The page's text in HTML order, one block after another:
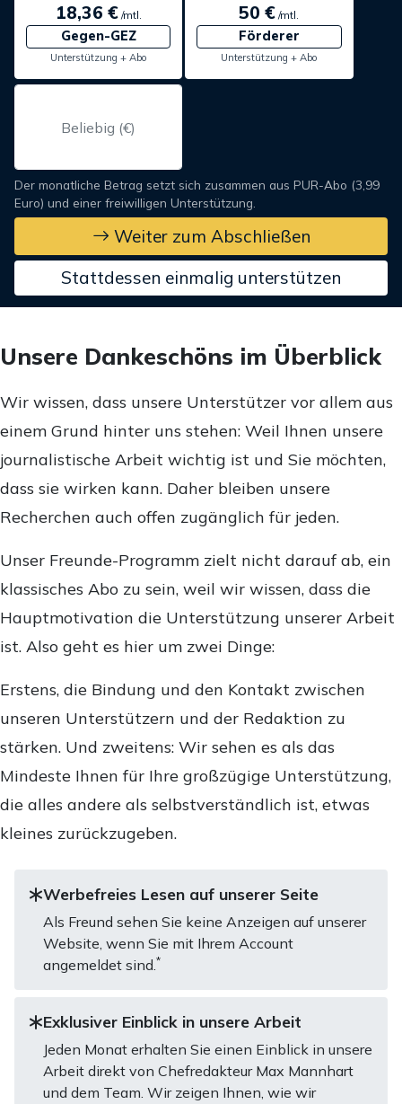
18,36 €/mtl.
Gegen-GEZ
Unterstützung + Abo
50 € /mtl.
Förderer
Unterstützung + Abo
Der monatliche Betrag setzt sich zusammen aus PUR-Abo (3,99
Euro) und einer freiwilligen Unterstützung.
Weiter zum Abschließen
Stattdessen einmalig unterstützen
Unsere Dankeschöns im Überblick
Wir wissen, dass unsere Unterstützer vor allem aus
einem Grund hinter uns stehen: Weil Ihnen unsere
journalistische Arbeit wichtig ist und Sie möchten,
dass sie wirken kann. Daher bleiben unsere
Recherchen auch offen zugänglich für jeden.
Unser Freunde-Programm zielt nicht darauf ab, ein
klassisches Abo zu sein, weil wir wissen, dass die
Hauptmotivation die Unterstützung unserer Arbeit
ist. Also geht es hier um zwei Dinge:
Erstens, die Bindung und den Kontakt zwischen
unseren Unterstützern und der Redaktion zu
stärken. Und zweitens: Wir sehen es als das
Mindeste Ihnen für Ihre großzügige Unterstützung,
die alles andere als selbstverständlich ist, etwas
kleines zurückzugeben.
Werbefreies Lesen auf unserer Seite
Als Freund sehen Sie keine Anzeigen auf unserer
Website, wenn Sie mit Ihrem Account
angemeldet sind.*
Exklusiver Einblick in unsere Arbeit
Jeden Monat erhalten Sie einen Einblick in unsere
Arbeit direkt von Chefredakteur Max Mannhart
und dem Team. Wir zeigen Ihnen, wie wir